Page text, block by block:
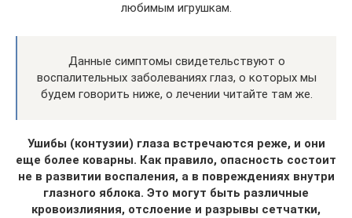
любимым игрушкам.
Данные симптомы свидетельствуют о
воспалительных заболеваниях глаз, о которых мы
будем говорить ниже, о лечении читайте там же.
Ушибы (контузии) глаза встречаются реже, и они
еще более коварны. Как правило, опасность состоит
не в развитии воспаления, а в повреждениях внутри
глазного яблока. Это могут быть различные
кровоизлияния, отслоение и разрывы сетчатки,